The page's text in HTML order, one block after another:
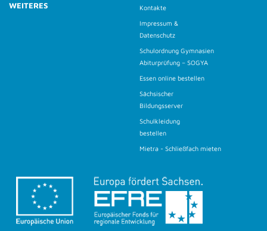
WEITERES
Kontakte
Impressum &
Datenschutz
Schulordnung Gymnasien
Abiturprüfung – SOGYA
Essen online bestellen
Sächsischer
Bildungsserver
Schulkleidung
bestellen
Mietra - Schließfach mieten